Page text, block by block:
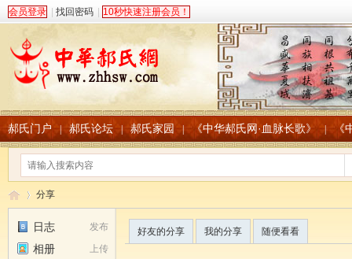
会员登录 找回密码 10秒快速注册会员！
郝氏门户 | 郝氏论坛 | 郝氏家园 | 《中华郝氏网·血脉长歌》 《
分享
发布
日志
上传
相册
好友的分享 我的分享 随便看看